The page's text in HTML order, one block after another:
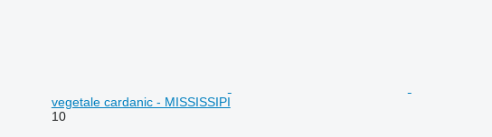
vegetale cardanic - MISSISSIPI
10